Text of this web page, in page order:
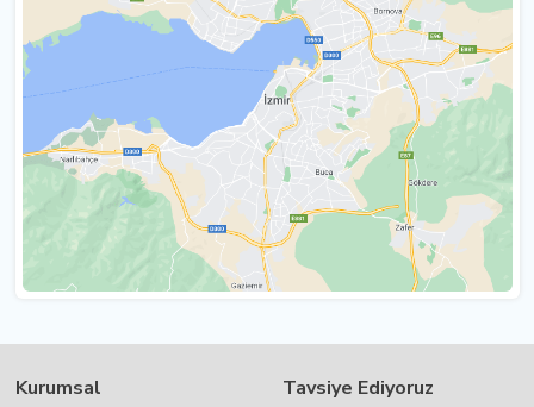
Kurumsal Tavsiye Ediyoruz